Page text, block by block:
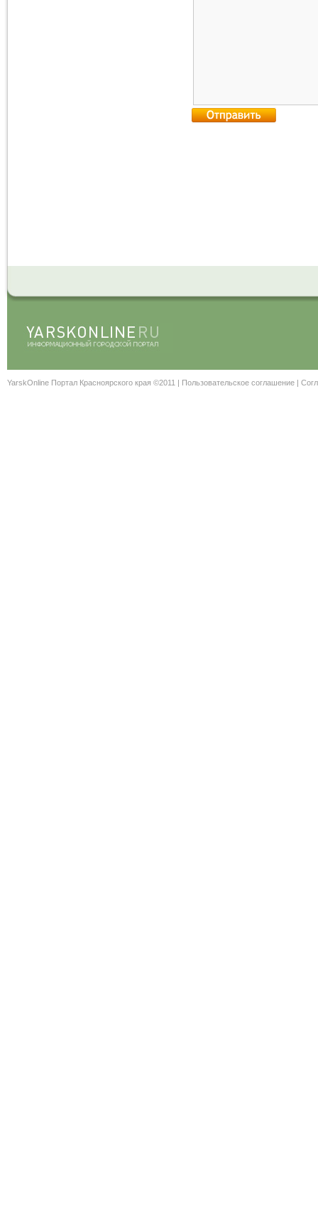
YarskOnline Портал Красноярского края ©2011 | Пользовательское соглашение |